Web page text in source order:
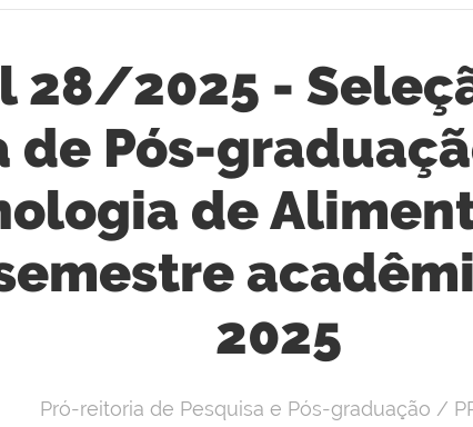
28/2025 -
de Pós-
de
2025
Pró-reitoria de Pesquisa e Pós-graduação /